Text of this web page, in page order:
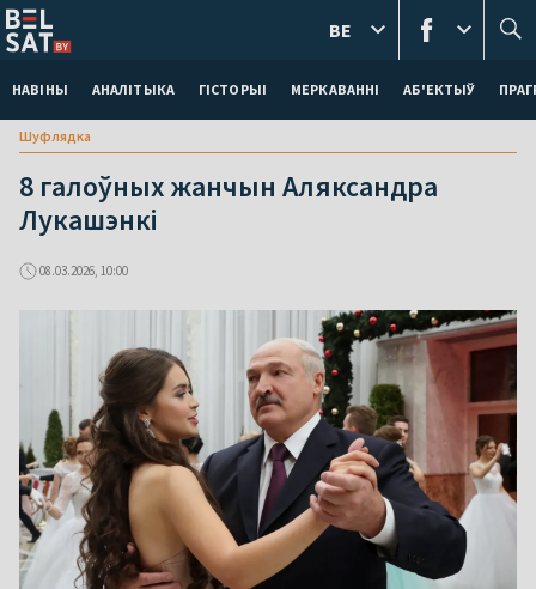
НАВІНЫ АНАЛІТЫКА ГІСТОРЫІ МЕРКАВАННI АБ'ЕКТЫЎ
BE
Шуфлядка
8 галоўных жанчын Аляксандра
Лукашэнкі
08.03.2026, 10:00